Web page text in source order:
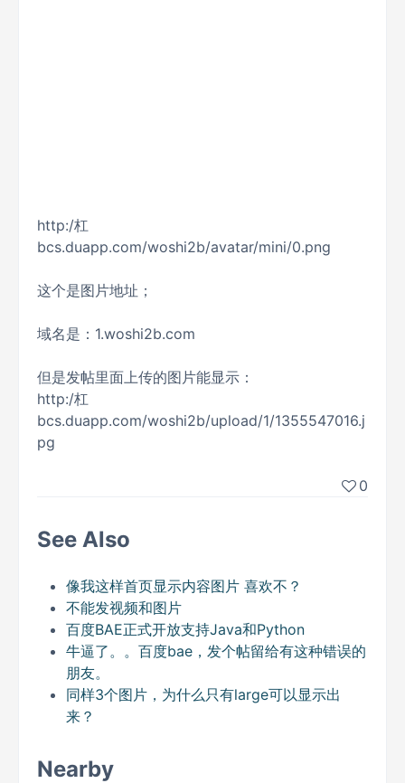
http:/杠
bcs.duapp.com/woshi2b/avatar/mini/0.png
这个是图片地址；
域名是：1.woshi2b.com
但是发帖里面上传的图片能显示：
http:/杠
bcs.duapp.com/woshi2b/upload/1/1355547016.j
pg
0
See Also
像我这样首页显示内容图片 喜欢不？
不能发视频和图片
百度BAE正式开放支持Java和Python
牛逼了。。百度bae，发个帖留给有这种错误的
朋友。
同样3个图片，为什么只有large可以显示出
来？
Nearby